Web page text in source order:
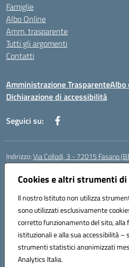
Cookies e altri strumenti
Il nostro Istituto non utilizza
sono utilizzati esclusivamente
corretto funzionamento del sito, alla
istituzionali e alla sua accessibilità –
strumenti statistici anonimizzati
Analytics Italia.
Famiglie
Albo Online
Amm. trasparente
Tutti gli argomenti
Contatti
Amministrazione TrasparenteAlbo
Dichiarazione di accessibilità
Seguici su:
Indirizzo:Via Collodi, 3 - 72015 Fasano
Centralino:
Posta elettronica certificata (PEC):
Codice fiscale: 90059320748
Codice meccanografico:BRIC839004
Codice Indice delle Pubbliche
Codice unico di fatturazione (CUF): MIL3BD